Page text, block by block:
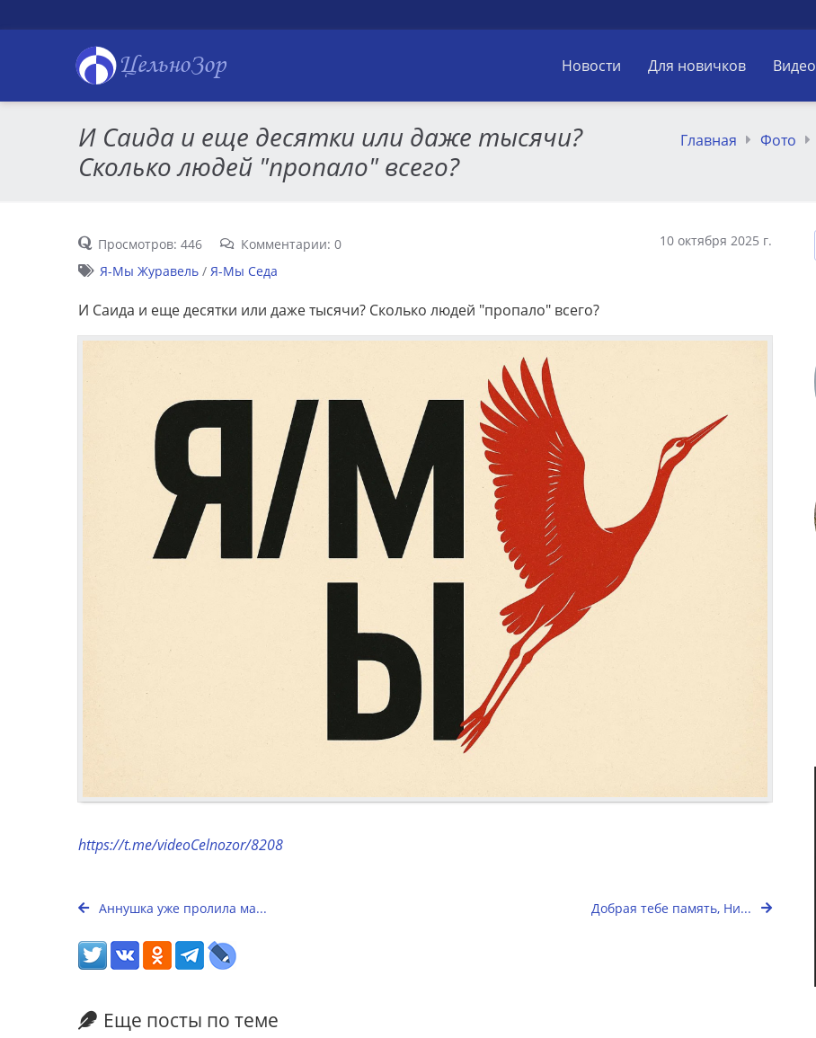
ЦельноЗор Новости Для новичков Видео
И Саида и еще десятки или даже тысячи?
Сколько людей "пропало" всего?
Главная Фото
Просмотров: 446 Комментарии: 0
10 октября 2025 г.
Я-Мы Журавель/ Я-Мы Седа
И Саида и еще десятки или даже тысячи? Сколько людей "пропало" всего?
https://t.me/videoCelnozor/8208
Аннушка уже пролила ма... Добрая тебе память, Ни...
Еще посты по теме